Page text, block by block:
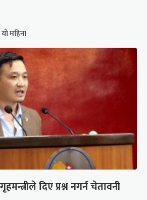
यो महिना
दिए प्रश्न नगर्न चेतावनी